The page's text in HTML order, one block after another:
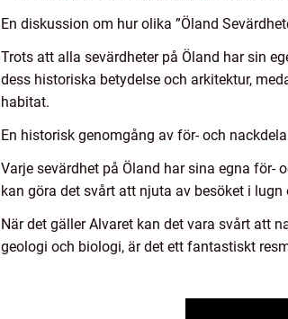
En diskussion om hur olika ”Öland
Trots att alla sevärdheter på Öland har sin
dess historiska betydelse och arkitektur,
habitat.
En historisk genomgång av för- och
Varje sevärdhet på Öland har sina egna för-
kan göra det svårt att njuta av besöket i
När det gäller Alvaret kan det vara svårt att
geologi och biologi, är det ett fantastiskt